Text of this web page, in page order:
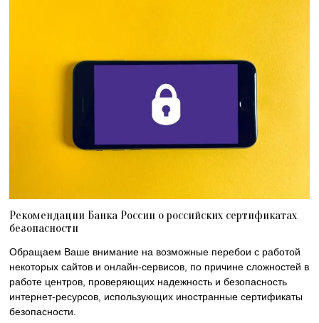
Рекомендации Банка России о российских сертификатах
безопасности
Обращаем Ваше внимание на возможные перебои с работой
некоторых сайтов и онлайн-сервисов, по причине сложностей в
работе центров, проверяющих надежность и безопасность
интернет-ресурсов, использующих иностранные сертификаты
безопасности.